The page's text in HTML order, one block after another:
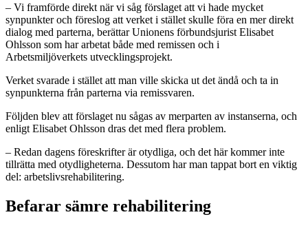
– Vi framförde direkt när vi såg förslaget att vi hade mycket
synpunkter och föreslog att verket i stället skulle föra en mer direkt
dialog med parterna, berättar Unionens förbundsjurist Elisabet
Ohlsson som har arbetat både med remissen och i
Arbetsmiljöverkets utvecklingsprojekt.
Verket svarade i stället att man ville skicka ut det ändå och ta in
synpunkterna från parterna via remissvaren.
Följden blev att förslaget nu sågas av merparten av instanserna, och
enligt Elisabet Ohlsson dras det med flera problem.
– Redan dagens föreskrifter är otydliga, och det här kommer inte
tillrätta med otydligheterna. Dessutom har man tappat bort en viktig
del: arbetslivsrehabilitering.
Befarar sämre rehabilitering